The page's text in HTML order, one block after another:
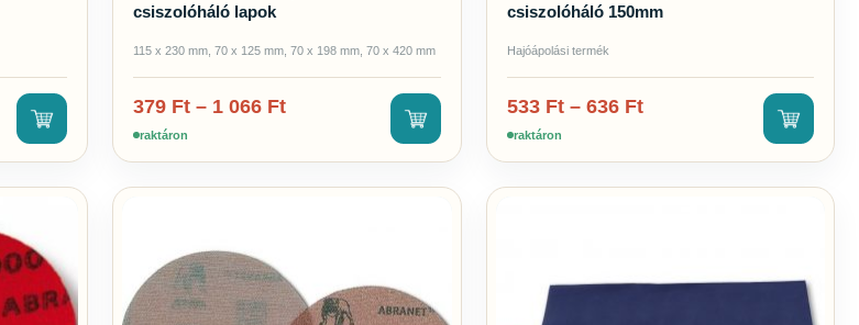
csiszolóháló lapok
115 x 230 mm, 70 x 125 mm, 70 x 198 mm, 70 x 420 mm
379 Ft – 1 066 Ft
raktáron
csiszolóháló 150mm
Hajóápolási termék
533 Ft – 636 Ft
raktáron